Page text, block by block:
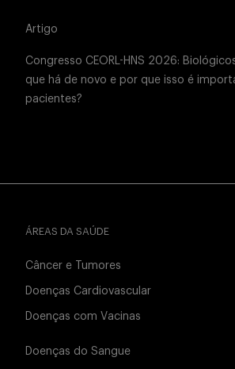
Artigo
Congresso CEORL-HNS 2026:
que há de novo e por que isso é
pacientes?
ÁREAS DA SAÚDE
Câncer e Tumores
Doenças Cardiovascular
Doenças com Vacinas
Doenças do Sangue